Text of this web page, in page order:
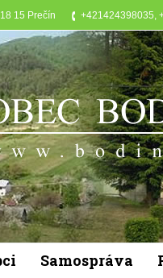
15 Prečín +421424398035,
Samospráva